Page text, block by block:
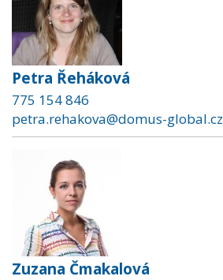
Petra Řeháková
775 154 846
petra.rehakova@domus-global.cz
Zuzana Čmakalová